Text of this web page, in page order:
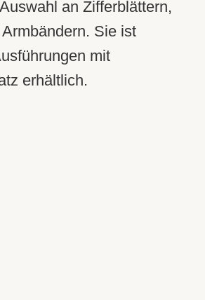
an Zifferblättern,
Sie ist
mit
erhältlich.